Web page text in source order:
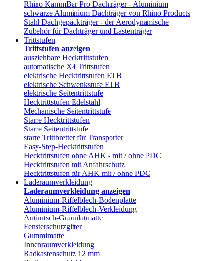
Rhino KammBar Pro Dachträger - Aluminium
schwarze Aluminium Dachträger von Rhino Products
Stahl Dachgepäckträger - der Aerodynamische
Zubehör für Dachträger und Lastenträger
Trittstufen
Trittstufen anzeigen
ausziehbare Hecktrittstufen
automatische X4 Trittstufen
elektrische Hecktrittstufen ETB
elektrische Schwenkstufe ETB
elektrische Seitentrittstufe
Hecktrittstufen Edelstahl
Mechanische Seitentrittstufe
Starre Hecktrittstufen
Starre Seitentrittstufe
starre Trittbretter für Transporter
Easy-Step-Hecktrittstufen
Hecktrittstufen ohne AHK - mit / ohne PDC
Hecktrittstufen mit Anfahrschutz
Hecktrittstufen für AHK mit / ohne PDC
Laderaumverkleidung
Laderaumverkleidung anzeigen
Aluminium-Riffelblech-Bodenplatte
Aluminium-Riffelblech-Verkleidung
Antirutsch-Granulatmatte
Fensterschutzgitter
Gummimatte
Innenraumverkleidung
Radkastenschutz 12 mm